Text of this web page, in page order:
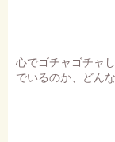
心でゴチャゴチャ
でいるのか、どん